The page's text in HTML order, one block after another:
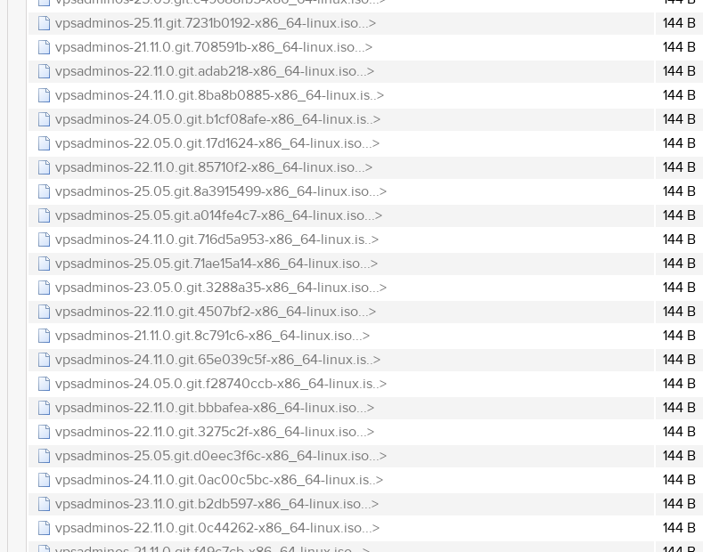
vpsadminos-25.11.git.7231b0192-x86_64-linux.iso...>
144 B
vpsadminos-21.11.0.git.708591b-x86_64-linux.iso...>
144 B
vpsadminos-22.11.0.git.adab218-x86_64-linux.iso...>
144 B
vpsadminos-24.11.0.git.8ba8b0885-x86_64-linux.is..>
144 B
vpsadminos-24.05.0.git.b1cf08afe-x86_64-linux.is..>
144 B
vpsadminos-22.05.0.git.17d1624-x86_64-linux.iso...>
144 B
vpsadminos-22.11.0.git.85710f2-x86_64-linux.iso...>
144 B
vpsadminos-25.05.git.8a3915499-x86_64-linux.iso...>
144 B
vpsadminos-25.05.git.a014fe4c7-x86_64-linux.iso...>
144 B
vpsadminos-24.11.0.git.716d5a953-x86_64-linux.is..>
144 B
vpsadminos-25.05.git.71ae15a14-x86_64-linux.iso...>
144 B
vpsadminos-23.05.0.git.3288a35-x86_64-linux.iso...>
144 B
vpsadminos-22.11.0.git.4507bf2-x86_64-linux.iso...>
144 B
vpsadminos-21.11.0.git.8c791c6-x86_64-linux.iso...>
144 B
vpsadminos-24.11.0.git.65e039c5f-x86_64-linux.is..>
144 B
vpsadminos-24.05.0.git.f28740ccb-x86_64-linux.is..>
144 B
vpsadminos-22.11.0.git.bbbafea-x86_64-linux.iso...>
144 B
vpsadminos-22.11.0.git.3275c2f-x86_64-linux.iso...>
144 B
vpsadminos-25.05.git.d0eec3f6c-x86_64-linux.iso...>
144 B
vpsadminos-24.11.0.git.0ac00c5bc-x86_64-linux.is..>
144 B
vpsadminos-23.11.0.git.b2db597-x86_64-linux.iso...>
144 B
vpsadminos-22.11.0.git.0c44262-x86_64-linux.iso...>
144 B